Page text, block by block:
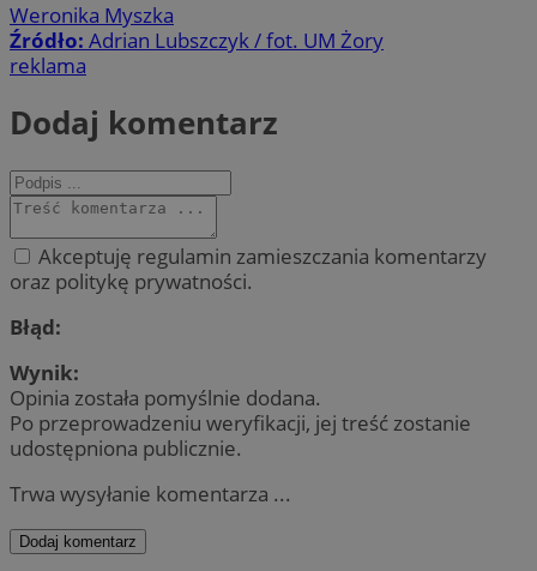
Weronika Myszka
Źródło: Adrian Lubszczyk / fot. UM Żory
reklama
Dodaj komentarz
Akceptuję regulamin zamieszczania komentarzy
oraz politykę prywatności.
Błąd:
Wynik:
Opinia została pomyślnie dodana.
Po przeprowadzeniu weryfikacji, jej treść zostanie
udostępniona publicznie.
Trwa wysyłanie komentarza ...
Dodaj komentarz